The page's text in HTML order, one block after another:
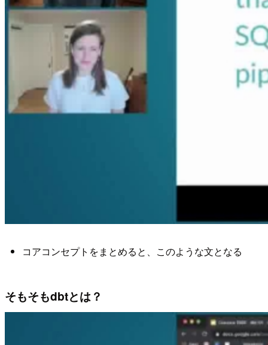
コアコンセプトをまとめると、このような文となる
そもそもdbtとは？